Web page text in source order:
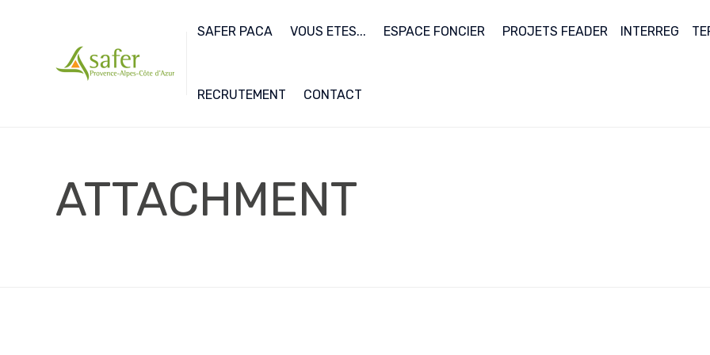
SAFER PACA VOUS ETES... ESPACE FONCIER PROJETS FEADER INTERREG
RECRUTEMENT CONTACT
ATTACHMENT